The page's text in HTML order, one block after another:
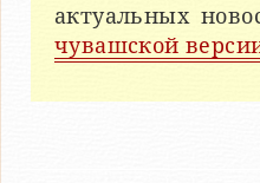
актуальных
чувашской